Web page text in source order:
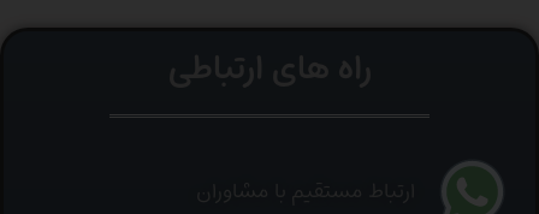
ارتباط مستقیم با مشاوران